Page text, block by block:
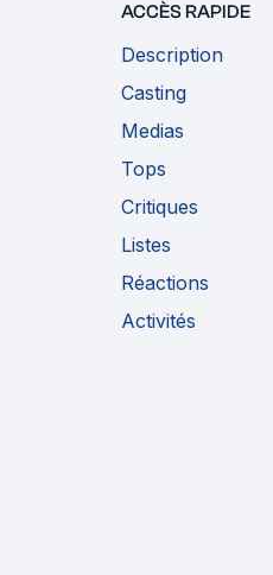
ACCÈS RAPIDE
Description
Casting
Medias
Tops
Critiques
Listes
Réactions
Activités